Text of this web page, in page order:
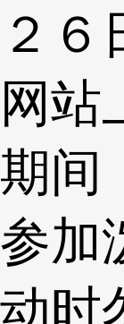
２６
网站
期间
参加
动时